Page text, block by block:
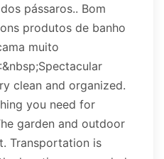
pássaros.. Bom
produtos de banho
muito
clean and organized.
you need for
garden and outdoor
Transportation is